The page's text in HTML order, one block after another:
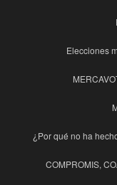
Elecciones
¿Por qué no ha
COMPROMIS,